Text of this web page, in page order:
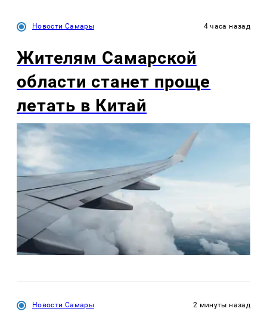
Новости Самары 4 часа назад
Жителям Самарской
области станет проще
летать в Китай
Новости Самары 2 минуты назад